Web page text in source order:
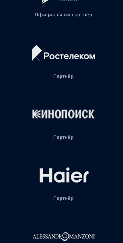
Официальный партнёр
Партнёр
Партнёр
Партнёр